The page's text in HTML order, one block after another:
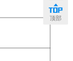
顶部